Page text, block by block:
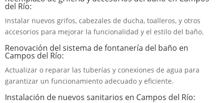
del Río:
Instalar nuevos grifos, cabezales de ducha, toalleros, y otros
accesorios para mejorar la funcionalidad y el estilo del baño.
Renovación del sistema de fontanería del baño en
Campos del Río:
Actualizar o reparar las tuberías y conexiones de agua para
garantizar un funcionamiento adecuado y eficiente.
Instalación de nuevos sanitarios en Campos del Río: